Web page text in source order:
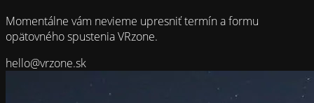
Momentálne vám nevieme upresniť termín a formu
opätovného spustenia VRzone.
hello@vrzone.sk